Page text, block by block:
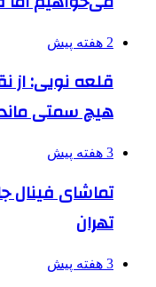
2 هفته پیش
قلعه نویی: از
هیچ سمتی
3 هفته پیش
تماشای فینال
تهران
3 هفته پیش